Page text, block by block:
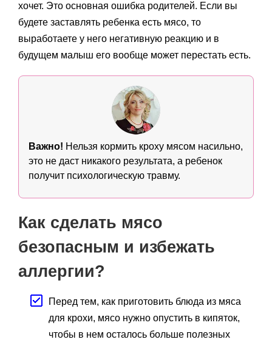
хочет. Это основная ошибка родителей. Если вы
будете заставлять ребенка есть мясо, то
выработаете у него негативную реакцию и в
будущем малыш его вообще может перестать есть.
Важно! Нельзя кормить кроху мясом насильно,
это не даст никакого результата, а ребенок
получит психологическую травму.
Как сделать мясо
безопасным и избежать
аллергии?
Перед тем, как приготовить блюда из мяса
для крохи, мясо нужно опустить в кипяток,
чтобы в нем осталось больше полезных